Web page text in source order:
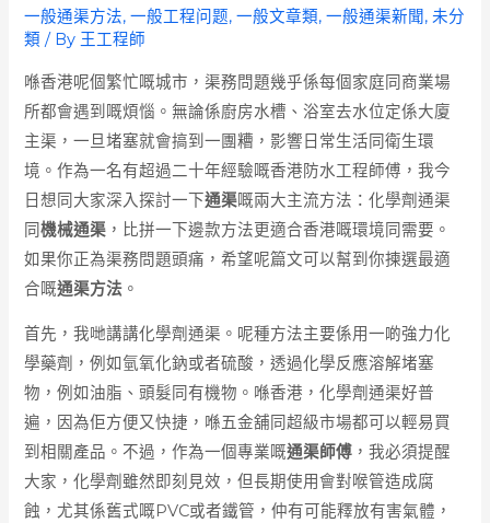
一般通渠方法,一般工程问题,一般文章類,一般通渠新聞,未分
類 / By 王工程師
喺香港呢個繁忙嘅城市，渠務問題幾乎係每個家庭同商業場
所都會遇到嘅煩惱。無論係廚房水槽、浴室去水位定係大廈
主渠，一旦堵塞就會搞到一團糟，影響日常生活同衛生環
境。作為一名有超過二十年經驗嘅香港防水工程師傅，我今
日想同大家深入探討一下通渠嘅兩大主流方法：化學劑通渠
同機械通渠 ，比拼一下邊款方法更適合香港嘅環境同需要。
如果你正為渠務問題頭痛，希望呢篇文可以幫到你揀選最適
合嘅通渠方法 。
首先，我哋講講化學劑通渠。呢種方法主要係用一啲強力化
學藥劑，例如氫氧化鈉或者硫酸，透過化學反應溶解堵塞
物，例如油脂、頭髮同有機物。喺香港，化學劑通渠好普
遍，因為佢方便又快捷，喺五金舖同超級市場都可以輕易買
到相關產品。不過，作為一個專業嘅通渠師傅 ，我必須提醒
大家，化學劑雖然即刻見效，但長期使用會對喉管造成腐
蝕，尤其係舊式嘅PVC或者鐵管，仲有可能釋放有害氣體，